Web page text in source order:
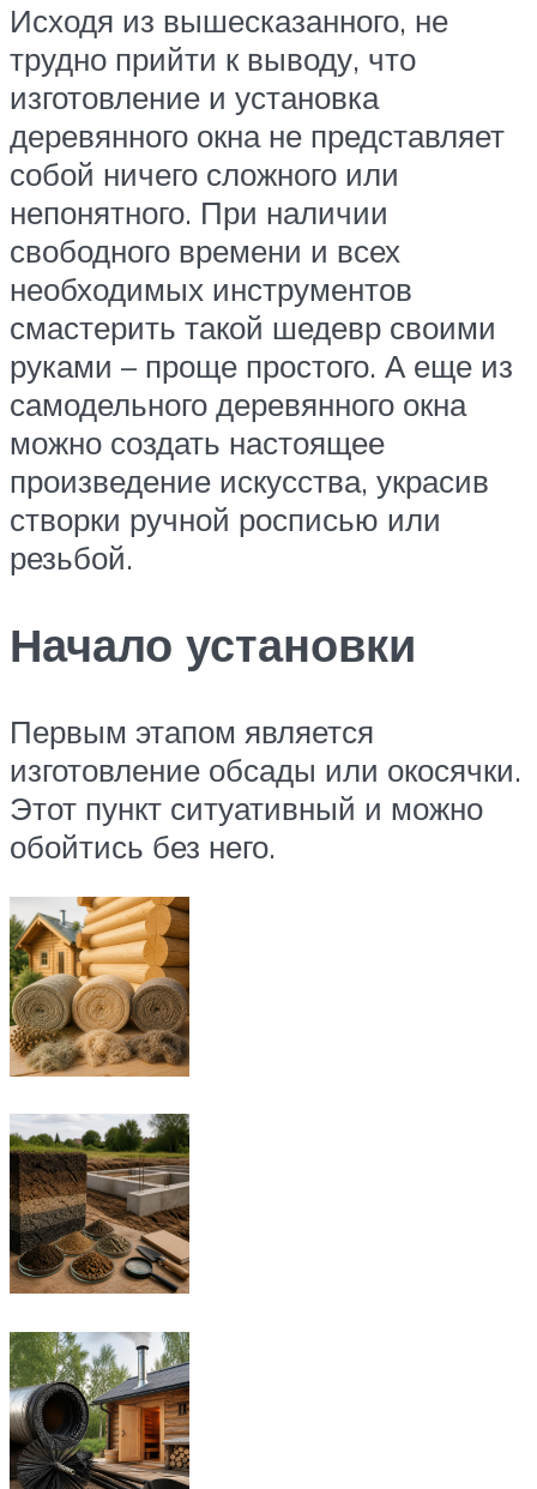
Исходя из вышесказанного, не
трудно прийти к выводу, что
изготовление и установка
деревянного окна не представляет
собой ничего сложного или
непонятного. При наличии
свободного времени и всех
необходимых инструментов
смастерить такой шедевр своими
руками – проще простого. А еще из
самодельного деревянного окна
можно создать настоящее
произведение искусства, украсив
створки ручной росписью или
резьбой.
Начало установки
Первым этапом является
изготовление обсады или окосячки.
Этот пункт ситуативный и можно
обойтись без него.